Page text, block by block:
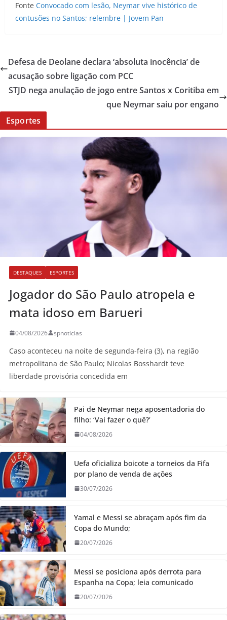
Fonte Convocado com lesão, Neymar vive histórico de
contusões no Santos; relembre | Jovem Pan
Defesa de Deolane declara ‘absoluta inocência’ de
acusação sobre ligação com PCC
STJD nega anulação de jogo entre Santos x Coritiba em
que Neymar saiu por engano
Esportes
DESTAQUES ESPORTES
Jogador do São Paulo atropela e
mata idoso em Barueri
04/08/2026 spnoticias
Caso aconteceu na noite de segunda-feira (3), na região
metropolitana de São Paulo; Nicolas Bosshardt teve
liberdade provisória concedida em
Pai de Neymar nega aposentadoria do
filho: ‘Vai fazer o quê?’
04/08/2026
Uefa oficializa boicote a torneios da Fifa
por plano de venda de ações
30/07/2026
Yamal e Messi se abraçam após fim da
Copa do Mundo;
20/07/2026
Messi se posiciona após derrota para
Espanha na Copa; leia comunicado
20/07/2026